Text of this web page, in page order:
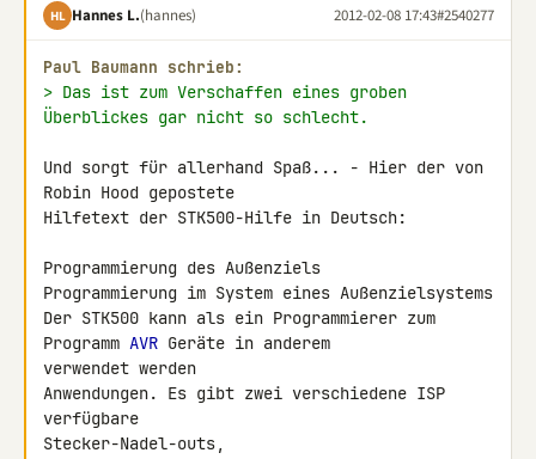
HL Hannes L.(hannes) 2012-02-08 17:43#2540277
Paul Baumann schrieb:
> Das ist zum Verschaffen eines groben
Überblickes gar nicht so schlecht.
Und sorgt für allerhand Spaß... - Hier der von
Robin Hood gepostete
Hilfetext der STK500-Hilfe in Deutsch:
Programmierung des Außenziels
Programmierung im System eines Außenzielsystems
Der STK500 kann als ein Programmierer zum
Programm AVR Geräte in anderem
verwendet werden
Anwendungen. Es gibt zwei verschiedene ISP
verfügbare
Stecker-Nadel-outs,